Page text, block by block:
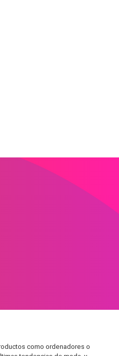
como ordenadores o